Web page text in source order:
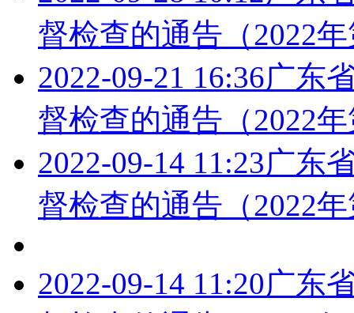
督检查的通告（2022
2022-09-21 16:36广东
督检查的通告（2022
2022-09-14 11:23广东
督检查的通告（2022
2022-09-14 11:20广东